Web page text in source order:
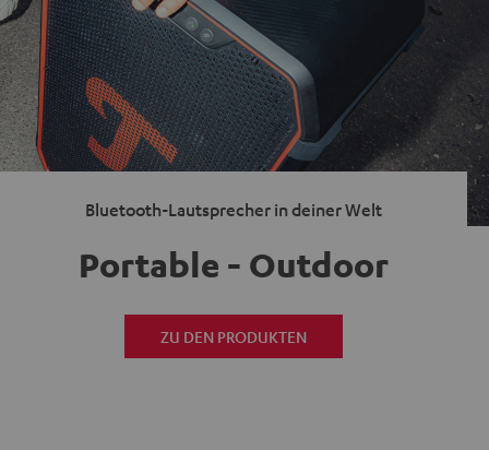
Bluetooth-Lautsprecher in deiner Welt
Portable - Outdoor
ZU DEN PRODUKTEN